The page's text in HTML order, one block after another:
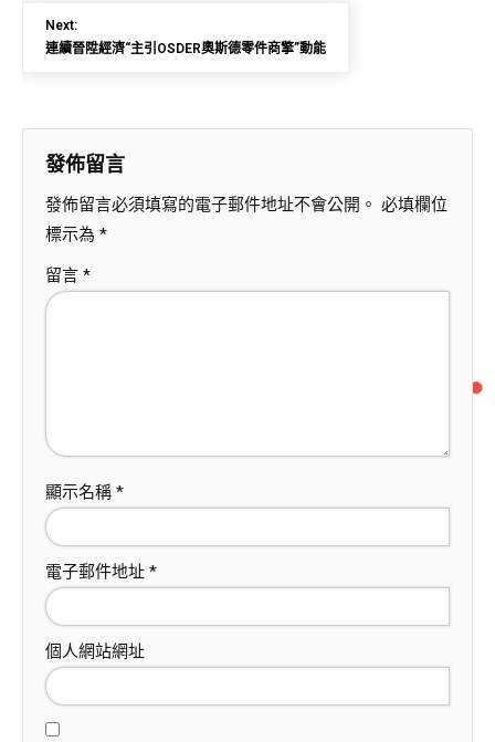
Next:
連續晉陞經濟“主引OSDER奧斯德零件商擎”動能
發佈留言
發佈留言必須填寫的電子郵件地址不會公開。 必填欄位
標示為 *
留言 *
顯示名稱 *
電子郵件地址 *
個人網站網址